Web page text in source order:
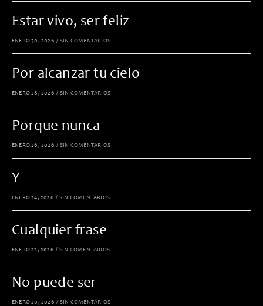
Estar vivo, ser feliz
ENERO 30, 2026 / SIN COMENTARIOS
Por alcanzar tu cielo
ENERO 28, 2026 / SIN COMENTARIOS
Porque nunca
ENERO 26, 2026 / SIN COMENTARIOS
Y
ENERO 24, 2026 / SIN COMENTARIOS
Cualquier frase
ENERO 22, 2026 / SIN COMENTARIOS
No puede ser
ENERO 20, 2026 / SIN COMENTARIOS